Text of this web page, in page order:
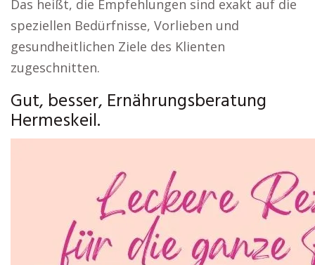
Das heißt, die Empfehlungen sind exakt auf die
speziellen Bedürfnisse, Vorlieben und
gesundheitlichen Ziele des Klienten
zugeschnitten.
Gut, besser, Ernährungsberatung
Hermeskeil.